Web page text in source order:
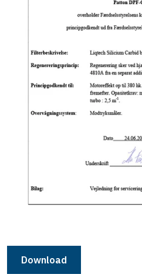
Download